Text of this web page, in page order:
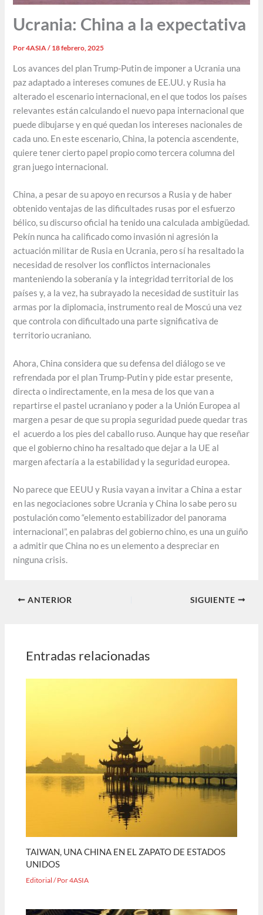
Ucrania: China a la expectativa
Por4ASIA/ 18 febrero, 2025
Los avances del plan Trump-Putin de imponer a Ucrania una
paz adaptado a intereses comunes de EE.UU. y Rusia ha
alterado el escenario internacional, en el que todos los países
relevantes están calculando el nuevo papa internacional que
puede dibujarse y en qué quedan los intereses nacionales de
cada uno. En este escenario, China, la potencia ascendente,
quiere tener cierto papel propio como tercera columna del
gran juego internacional.
China, a pesar de su apoyo en recursos a Rusia y de haber
obtenido ventajas de las dificultades rusas por el esfuerzo
bélico, su discurso oficial ha tenido una calculada ambigüedad.
Pekín nunca ha calificado como invasión ni agresión la
actuación militar de Rusia en Ucrania, pero sí ha resaltado la
necesidad de resolver los conflictos internacionales
manteniendo la soberanía y la integridad territorial de los
países y, a la vez, ha subrayado la necesidad de sustituir las
armas por la diplomacia, instrumento real de Moscú una vez
que controla con dificultado una parte significativa de
territorio ucraniano.
Ahora, China considera que su defensa del diálogo se ve
refrendada por el plan Trump-Putin y pide estar presente,
directa o indirectamente, en la mesa de los que van a
repartirse el pastel ucraniano y poder a la Unión Europea al
margen a pesar de que su propia seguridad puede quedar tras
el acuerdo a los pies del caballo ruso. Aunque hay que reseñar
que el gobierno chino ha resaltado que dejar a la UE al
margen afectaría a la estabilidad y la seguridad europea.
No parece que EEUU y Rusia vayan a invitar a China a estar
en las negociaciones sobre Ucrania y China lo sabe pero su
postulación como “elemento estabilizador del panorama
internacional”, en palabras del gobierno chino, es una un guiño
a admitir que China no es un elemento a despreciar en
ninguna crisis.
ANTERIOR SIGUIENTE
Entradas relacionadas
TAIWAN, UNA CHINA EN EL ZAPATO DE ESTADOS
UNIDOS
Editorial / Por4ASIA